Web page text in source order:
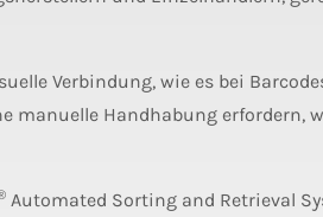
Verbindung, wie es bei
Handhabung erfordern,
Automated Sorting and Retrieval